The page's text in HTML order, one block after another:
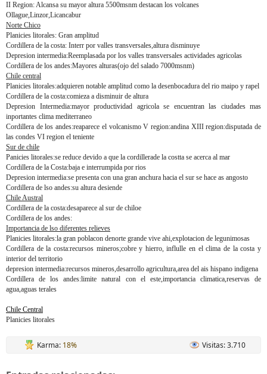
II Region: Alcansa su mayor altura 5500msnm destacan los volcanes
Ollague,Linzor,Licancabur
Norte Chico
Planicies litorales: Gran amplitud
Cordillera de la costa: Interr por valles transversales,altura disminuye
Depresion intermedia:Reemplasada por los valles transversales actividades agricolas
Cordillera de los andes:Mayores alturas(ojo del salado 7000msnm)
Chile central
Planicies litorales:adquieren notable amplitud como la desenbocadura del rio maipo y rapel
Cordillera de la costa:comieza a disminuir de altura
Depresion Intermedia:mayor productividad agricola se encuentran las ciudades mas
inportantes clima mediterraneo
Cordillera de los andes:reaparece el volcanismo V region:andina XIII region:disputada de
las condes VI region el teniente
Sur de chile
Panicies litorales:se reduce devido a que la cordillerade la costta se acerca al mar
Cordillera de la Costa:baja e interrumpida por rios
Depresion intermedia:se presenta con una gran anchura hacia el sur se hace as angosto
Cordillera de lso andes:su altura desiende
Chile Austral
Cordillera de la costa:desaparece al sur de chiloe
Cordillera de los andes:
Importancia de lso diferentes relieves
Planicies litorales:la gran poblacon denorte grande vive ahi,explotacion de legunimosas
Cordillera de la costa:recursos mineros;cobre y hierro, influlle en el clima de la costa y
interior del territorio
depresion intermedia:recursos mineros,desarrollo agricultura,area del ais hispano indigena
Cordillera de los andes:limite natural con el este,importancia climatica,reservas de
agua,aguas terales
Chile Central
Planicies litorales
Karma: 18% Visitas: 3.710